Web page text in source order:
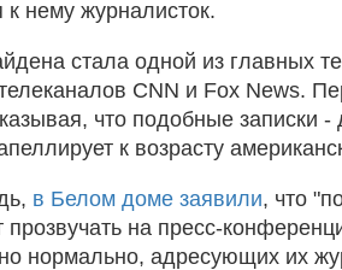
нему журналисток.
стала одной из главных
CNN и Fox News.
что подобные записки
к возрасту
в Белом доме заявили, что
прозвучать на пресс-
нормально, адресующих их